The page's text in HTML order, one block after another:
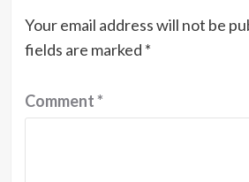
Your email address will not be
fields are marked *
Comment*